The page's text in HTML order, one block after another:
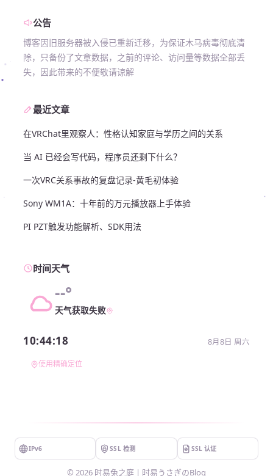
公告
博客因旧服务器被入侵已重新迁移，为保证木马病毒彻底清
除，只备份了文章数据，之前的评论、访问量等数据全部丢
失，因此带来的不便敬请谅解
最近文章
在VRChat里观察人：性格认知家庭与学历之间的关系
当 AI 已经会写代码，程序员还剩下什么？
一次VRC关系事故的复盘记录-黄毛初体验
Sony WM1A：十年前的万元播放器上手体验
PI PZT触发功能解析、SDK用法
时间天气
--°
天气获取失败
10:44:18 8月8日 周六
使用精确定位
IPv6 SSL 检测 SSL 认证
© 2026 时易兔之庭 | 时易うさぎのBlog